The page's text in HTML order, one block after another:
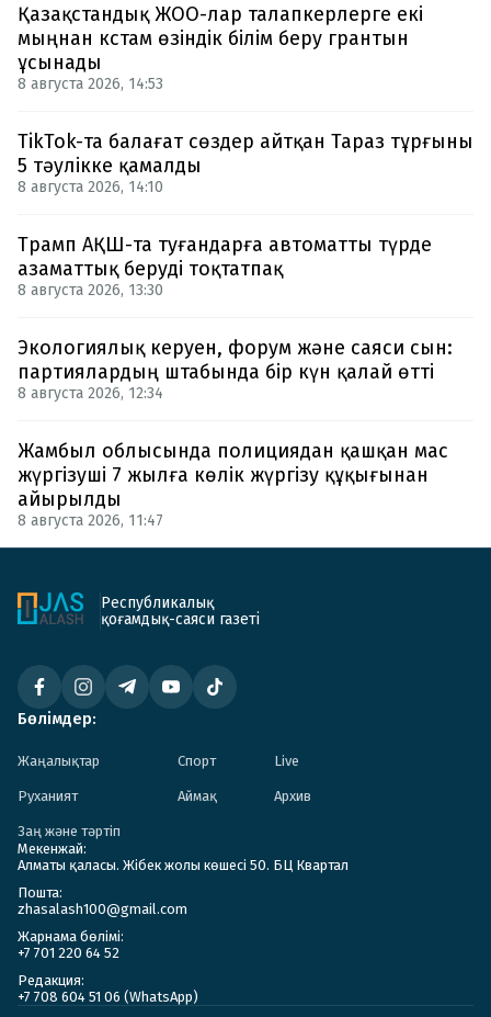
Қазақстандық ЖОО-лар талапкерлерге екі
мыңнан кстам өзіндік білім беру грантын
ұсынады
8 августа 2026, 14:53
TikTok-та балағат сөздер айтқан Тараз тұрғыны
5 тәулікке қамалды
8 августа 2026, 14:10
Трамп АҚШ-та туғандарға автоматты түрде
азаматтық беруді тоқтатпақ
8 августа 2026, 13:30
Экологиялық керуен, форум және саяси сын:
партиялардың штабында бір күн қалай өтті
8 августа 2026, 12:34
Жамбыл облысында полициядан қашқан мас
жүргізуші 7 жылға көлік жүргізу құқығынан
айырылды
8 августа 2026, 11:47
Республикалық
қоғамдық-саяси газеті
Бөлімдер:
Жаңалықтар Спорт Live
Руханият Аймақ Архив
Заң және тәртіп
Мекенжай:
Алматы қаласы. Жібек жолы көшесі 50. БЦ Квартал
Пошта:
zhasalash100@gmail.com
Жарнама бөлімі:
+7 701 220 64 52
Редакция:
+7 708 604 51 06 (WhatsApp)